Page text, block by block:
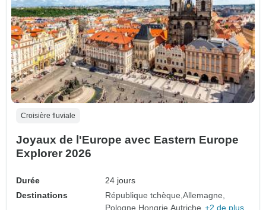
Croisière fluviale
Joyaux de l'Europe avec Eastern Europe
Explorer 2026
Durée
24 jours
Destinations
République tchèque Allemagne
Pologne Hongrie Autriche +2 de plus